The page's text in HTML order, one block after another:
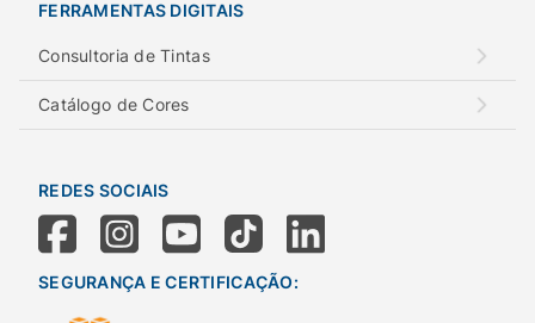
FERRAMENTAS DIGITAIS
Consultoria de Tintas
Catálogo de Cores
REDES SOCIAIS
SEGURANÇA E CERTIFICAÇÃO: